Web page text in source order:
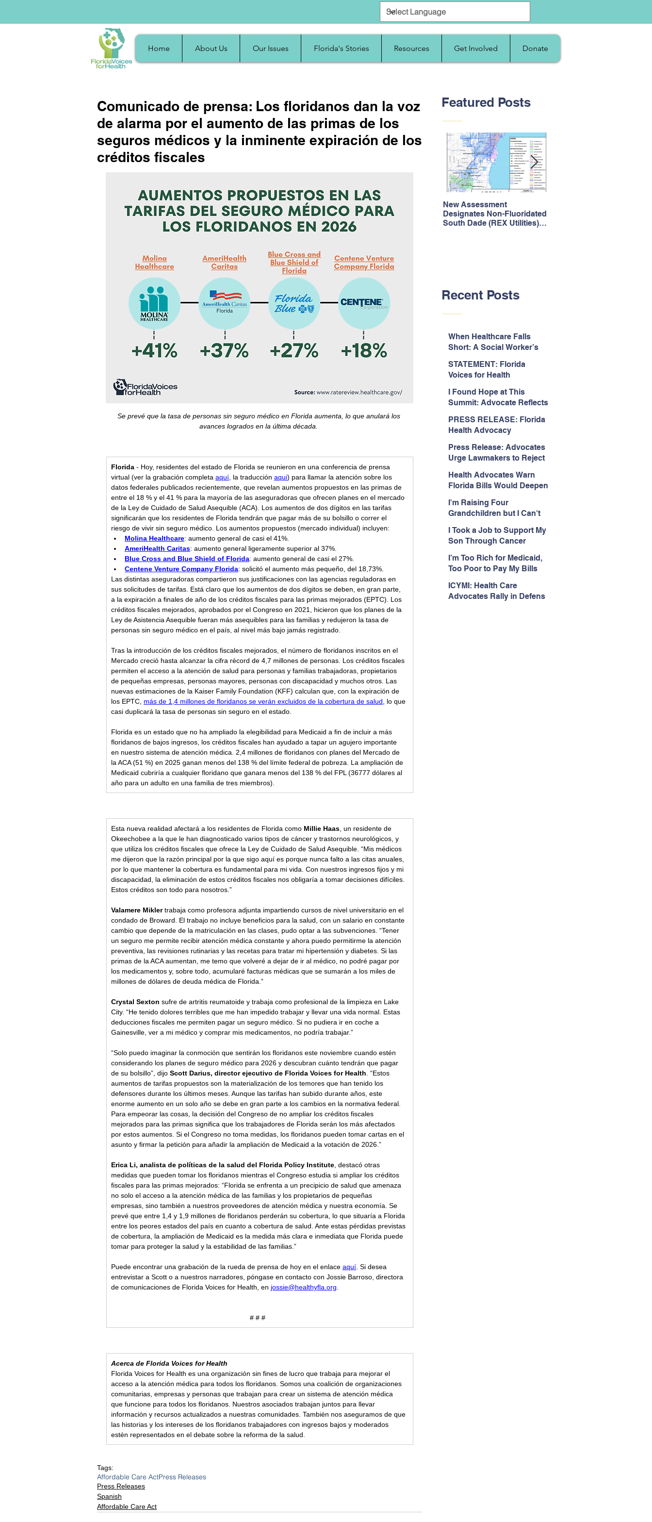
Home About Us Our Issues Florida's Stories Resources Get Involved Donate
Featured Posts
New Assessment
Designates Non-Fluoridated
South Dade (REX Utilities)
Recent Posts
When Healthcare Falls
Short: A Social Worker’s
Coordination,
Accountability, and The
Need for Change
STATEMENT: Florida
Voices for Health
Approval of the 2026-2027
State Budget
I Found Hope at This
Summit: Advocate Reflects
Health Summit
PRESS RELEASE: Florida
Health Advocacy
the Attorney General’s
Public Assistance Task
Force
Press Release: Advocates
Urge Lawmakers to Reject
Rules that Threaten Health
Coverage
Health Advocates Warn
Florida Bills Would Deepen
Medicaid and SNAP Cuts
I'm Raising Four
Grandchildren but I Can't
I Took a Job to Support My
Son Through Cancer
Health Coverage
I’m Too Rich for Medicaid,
Too Poor to Pay My Bills
ICYMI: Health Care
Advocates Rally in Defens
Comunicado de prensa: Los floridanos dan la voz
de alarma por el aumento de las primas de los
seguros médicos y la inminente expiración de los
créditos fiscales
Se prevé que la tasa de personas sin seguro médico en Florida aumenta, lo que anulará los
avances logrados en la última década.
Florida - Hoy, residentes del estado de Florida se reunieron en una conferencia de prensa
virtual (ver la grabación completa aquí, la traducción aqui) para llamar la atención sobre los
datos federales publicados recientemente, que revelan aumentos propuestos en las primas de
entre el 18 % y el 41 % para la mayoría de las aseguradoras que ofrecen planes en el mercado
de la Ley de Cuidado de Salud Asequible (ACA). Los aumentos de dos dígitos en las tarifas
significarán que los residentes de Florida tendrán que pagar más de su bolsillo o correr el
riesgo de vivir sin seguro médico. Los aumentos propuestos (mercado individual) incluyen:
Molina Healthcare: aumento general de casi el 41%.
AmeriHealth Caritas: aumento general ligeramente superior al 37%.
Blue Cross and Blue Shield of Florida: aumento general de casi el 27%.
Centene Venture Company Florida: solicitó el aumento más pequeño, del 18,73%.
Las distintas aseguradoras compartieron sus justificaciones con las agencias reguladoras en
sus solicitudes de tarifas. Está claro que los aumentos de dos dígitos se deben, en gran parte,
a la expiración a finales de año de los créditos fiscales para las primas mejorados (EPTC). Los
créditos fiscales mejorados, aprobados por el Congreso en 2021, hicieron que los planes de la
Ley de Asistencia Asequible fueran más asequibles para las familias y redujeron la tasa de
personas sin seguro médico en el país, al nivel más bajo jamás registrado.
Tras la introducción de los créditos fiscales mejorados, el número de floridanos inscritos en el
Mercado creció hasta alcanzar la cifra récord de 4,7 millones de personas. Los créditos fiscales
permiten el acceso a la atención de salud para personas y familias trabajadoras, propietarios
de pequeñas empresas, personas mayores, personas con discapacidad y muchos otros. Las
nuevas estimaciones de la Kaiser Family Foundation (KFF) calculan que, con la expiración de
los EPTC, más de 1,4 millones de floridanos se verán excluidos de la cobertura de salud , lo que
casi duplicará la tasa de personas sin seguro en el estado.
Florida es un estado que no ha ampliado la elegibilidad para Medicaid a fin de incluir a más
floridanos de bajos ingresos, los créditos fiscales han ayudado a tapar un agujero importante
en nuestro sistema de atención médica. 2,4 millones de floridanos con planes del Mercado de
la ACA (51 %) en 2025 ganan menos del 138 % del límite federal de pobreza. La ampliación de
Medicaid cubriría a cualquier floridano que ganara menos del 138 % del FPL (36777 dólares al
año para un adulto en una familia de tres miembros).
Esta nueva realidad afectará a los residentes de Florida como Millie Haas , un residente de
Okeechobee a la que le han diagnosticado varios tipos de cáncer y trastornos neurológicos, y
que utiliza los créditos fiscales que ofrece la Ley de Cuidado de Salud Asequible. “Mis médicos
me dijeron que la razón principal por la que sigo aquí es porque nunca falto a las citas anuales,
por lo que mantener la cobertura es fundamental para mi vida. Con nuestros ingresos fijos y mi
discapacidad, la eliminación de estos créditos fiscales nos obligaría a tomar decisiones difíciles.
Estos créditos son todo para nosotros.”
Valamere Mikler trabaja como profesora adjunta impartiendo cursos de nivel universitario en el
condado de Broward. El trabajo no incluye beneficios para la salud, con un salario en constante
cambio que depende de la matriculación en las clases, pudo optar a las subvenciones. “Tener
un seguro me permite recibir atención médica constante y ahora puedo permitirme la atención
preventiva, las revisiones rutinarias y las recetas para tratar mi hipertensión y diabetes. Si las
primas de la ACA aumentan, me temo que volveré a dejar de ir al médico, no podré pagar por
los medicamentos y, sobre todo, acumularé facturas médicas que se sumarán a los miles de
millones de dólares de deuda médica de Florida.”
Crystal Sexton sufre de artritis reumatoide y trabaja como profesional de la limpieza en Lake
City. “He tenido dolores terribles que me han impedido trabajar y llevar una vida normal. Estas
deducciones fiscales me permiten pagar un seguro médico. Si no pudiera ir en coche a
Gainesville, ver a mi médico y comprar mis medicamentos, no podría trabajar.”
“Solo puedo imaginar la conmoción que sentirán los floridanos este noviembre cuando estén
considerando los planes de seguro médico para 2026 y descubran cuánto tendrán que pagar
de su bolsillo”, dijo Scott Darius, director ejecutivo de Florida Voices for Health . “Estos
aumentos de tarifas propuestos son la materialización de los temores que han tenido los
defensores durante los últimos meses. Aunque las tarifas han subido durante años, este
enorme aumento en un solo año se debe en gran parte a los cambios en la normativa federal.
Para empeorar las cosas, la decisión del Congreso de no ampliar los créditos fiscales
mejorados para las primas significa que los trabajadores de Florida serán los más afectados
por estos aumentos. Si el Congreso no toma medidas, los floridanos pueden tomar cartas en el
asunto y firmar la petición para añadir la ampliación de Medicaid a la votación de 2026.”
Erica Li, analista de políticas de la salud del Florida Policy Institute , destacó otras
medidas que pueden tomar los floridanos mientras el Congreso estudia si ampliar los créditos
fiscales para las primas mejorados: “Florida se enfrenta a un precipicio de salud que amenaza
no solo el acceso a la atención médica de las familias y los propietarios de pequeñas
empresas, sino también a nuestros proveedores de atención médica y nuestra economía. Se
prevé que entre 1,4 y 1,9 millones de floridanos perderán su cobertura, lo que situaría a Florida
entre los peores estados del país en cuanto a cobertura de salud. Ante estas pérdidas previstas
de cobertura, la ampliación de Medicaid es la medida más clara e inmediata que Florida puede
tomar para proteger la salud y la estabilidad de las familias.”
Puede encontrar una grabación de la rueda de prensa de hoy en el enlace aquí . Si desea
entrevistar a Scott o a nuestros narradores, póngase en contacto con Jossie Barroso, directora
de comunicaciones de Florida Voices for Health, en jossie@healthyfla.org
# # #
Acerca de Florida Voices for Health
Florida Voices for Health es una organización sin fines de lucro que trabaja para mejorar el
acceso a la atención médica para todos los floridanos. Somos una coalición de organizaciones
comunitarias, empresas y personas que trabajan para crear un sistema de atención médica
que funcione para todos los floridanos. Nuestros asociados trabajan juntos para llevar
información y recursos actualizados a nuestras comunidades. También nos aseguramos de que
las historias y los intereses de los floridanos trabajadores con ingresos bajos y moderados
estén representados en el debate sobre la reforma de la salud.
Tags:
Affordable Care ActPress Releases
Press Releases
Spanish
Affordable Care Act